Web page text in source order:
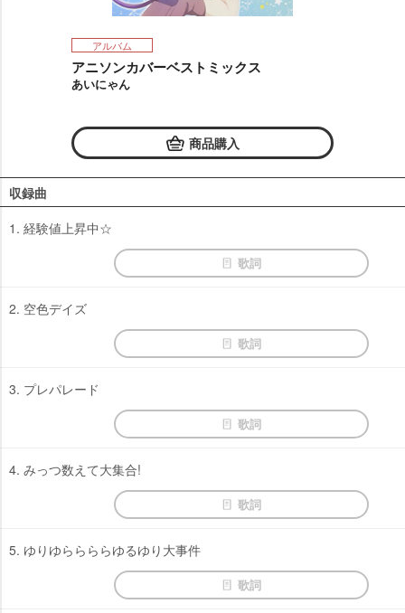
アルバム
アニソンカバーベストミックス
あいにゃん
商品購入
収録曲
1. 経験値上昇中☆
歌詞
2. 空色デイズ
歌詞
3. プレパレード
歌詞
4. みっつ数えて大集合!
歌詞
5. ゆりゆららららゆるゆり大事件
歌詞